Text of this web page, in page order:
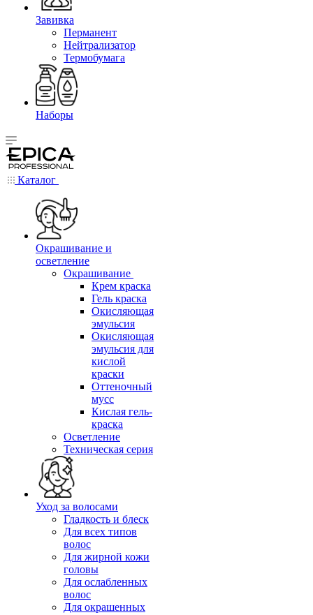
Завивка
Перманент
Нейтрализатор
Термобумага
Наборы
Каталог
Окрашивание и
осветление
Окрашивание
Крем краска
Гель краска
Окисляющая
эмульсия
Окисляющая
эмульсия для
кислой
краски
Оттеночный
мусс
Кислая гель-
краска
Осветление
Техническая серия
Уход за волосами
Гладкость и блеск
Для всех типов
волос
Для жирной кожи
головы
Для ослабленных
волос
Для окрашенных